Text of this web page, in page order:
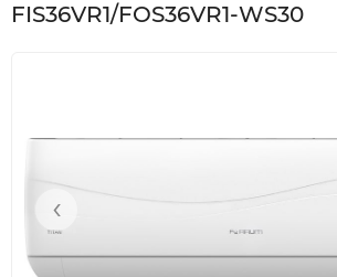
FIS36VR1/FOS36VR1-WS30
‹